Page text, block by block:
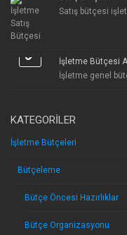
Satış bütçesi
İşletme Bütçesi
İşletme genel
KATEGORILER
İşletme Bütçeleri
Bütçeleme
Bütçe Öncesi Hazırlıklar
Bütçe Organizasyonu